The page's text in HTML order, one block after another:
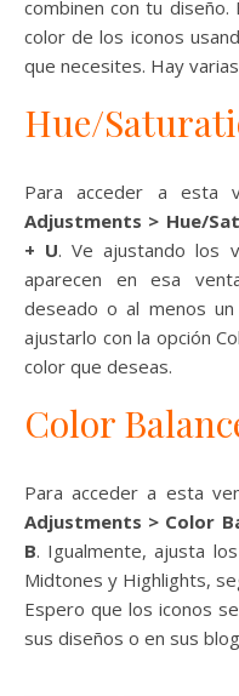
combinen con tu diseño.
color de los iconos
que necesites. Hay
Hue/
Para acceder a esta
Adjustments > Hue/
+ U. Ve ajustando los
aparecen en esa
deseado o al menos
ajustarlo con la opción
color que deseas.
Color
Para acceder a esta
Adjustments > Color
B. Igualmente, ajusta
Midtones y Highlights,
Espero que los iconos
sus diseños o en sus